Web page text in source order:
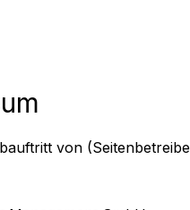
von